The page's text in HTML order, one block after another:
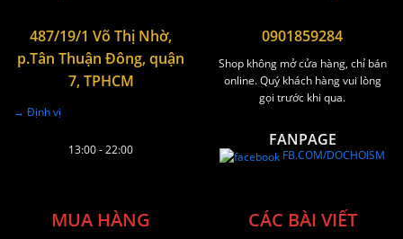
487/19/1 Võ Thị Nhờ,
p.Tân Thuận Đông, quận
7, TPHCM
→ Định vị
13:00 - 22:00
0901859284
Shop không mở cửa hàng, chỉ bán
online. Quý khách hàng vui lòng
gọi trước khi qua.
FANPAGE
FB.COM/DOCHOISM
MUA HÀNG CÁC BÀI VIẾT